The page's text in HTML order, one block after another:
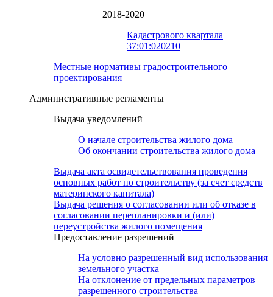
2018-2020
Кадастрового квартала
37:01:020210
Местные нормативы градостроительного
проектирования
Административные регламенты
Выдача уведомлений
О начале строительства жилого дома
Об окончании строительства жилого дома
Выдача акта освидетельствования проведения
основных работ по строительству (за счет средств
материнского капитала)
Выдача решения о согласовании или об отказе в
согласовании перепланировки и (или)
переустройства жилого помещения
Предоставление разрешений
На условно разрешенный вид использования
земельного участка
На отклонение от предельных параметров
разрешенного строительства